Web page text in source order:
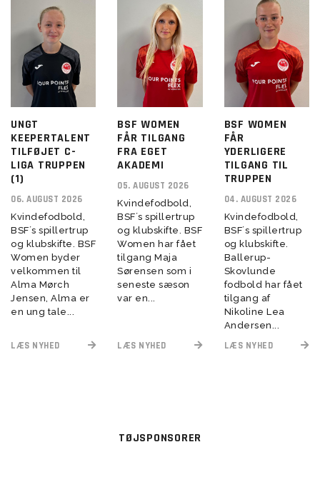
UNGT
KEEPERTALENT
TILFØJET C-
LIGA TRUPPEN
(1)
06. AUGUST 2026
Kvindefodbold,
BSF´s spillertrup
og klubskifte. BSF
Women byder
velkommen til
Alma Mørch
Jensen, Alma er
en ung tale...
LÆS NYHED
BSF WOMEN
FÅR TILGANG
FRA EGET
AKADEMI
05. AUGUST 2026
Kvindefodbold,
BSF´s spillertrup
og klubskifte. BSF
Women har fået
tilgang Maja
Sørensen som i
seneste sæson
var en...
LÆS NYHED
BSF WOMEN
FÅR
YDERLIGERE
TILGANG TIL
TRUPPEN
04. AUGUST 2026
Kvindefodbold,
BSF´s spillertrup
og klubskifte.
Ballerup-
Skovlunde
fodbold har fået
tilgang af
Nikoline Lea
Andersen...
LÆS NYHED
TØJSPONSORER